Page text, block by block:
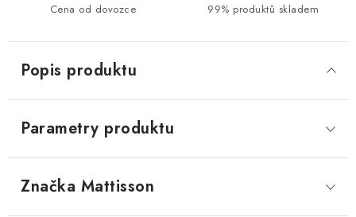
Cena od dovozce 99% produktů skladem
Popis produktu
Parametry produktu
Značka Mattisson